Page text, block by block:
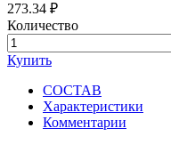
273.34 ₽
Количество
Купить
СОСТАВ
Характеристики
Комментарии